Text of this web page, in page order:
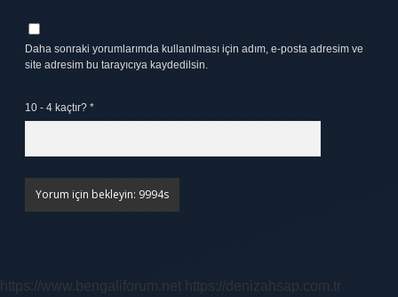
Daha sonraki yorumlarımda kullanılması için adım, e-posta adresim ve
site adresim bu tarayıcıya kaydedilsin.
10 - 4 kaçtır? *
https://www.bengaliforum.net https://denizahsap.com.tr